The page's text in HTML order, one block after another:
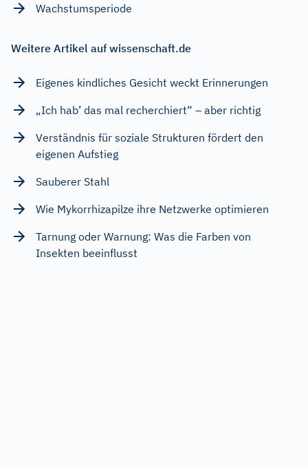
Wachstumsperiode
Weitere Artikel auf wissenschaft.de
Eigenes kindliches Gesicht weckt Erinnerungen
„Ich hab’ das mal recherchiert“ – aber richtig
Verständnis für soziale Strukturen fördert den
eigenen Aufstieg
Sauberer Stahl
Wie Mykorrhizapilze ihre Netzwerke optimieren
Tarnung oder Warnung: Was die Farben von
Insekten beeinflusst